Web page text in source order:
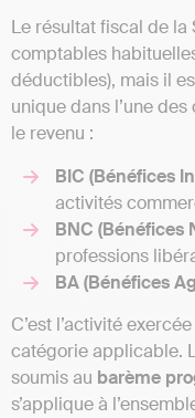
Le résultat fiscal de la
comptables
déductibles), mais il
unique dans l’une
le revenu :
BIC (Bénéfices
activités
BNC (Bénéfices
professions
BA (Bénéfices
C’est l’activité
catégorie applicable.
soumis au barème
s’applique à